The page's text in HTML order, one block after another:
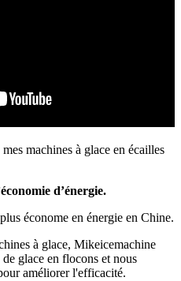
machines à glace en écailles
d’énergie.
économe en énergie en Chine.
à glace, Mikeicemachine
glace en flocons et nous
améliorer l'efficacité.